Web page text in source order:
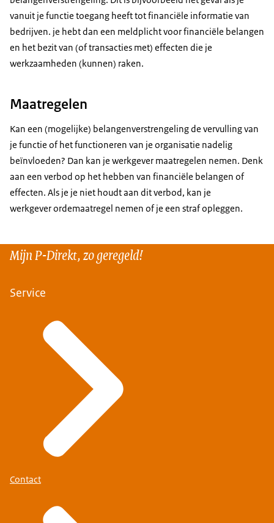
vanuit je functie toegang heeft tot financiële informatie van
bedrijven. je hebt dan een meldplicht voor financiële belangen
en het bezit van (of transacties met) effecten die je
werkzaamheden (kunnen) raken.
Maatregelen
Kan een (mogelijke) belangenverstrengeling de vervulling van
je functie of het functioneren van je organisatie nadelig
beïnvloeden? Dan kan je werkgever maatregelen nemen. Denk
aan een verbod op het hebben van financiële belangen of
effecten. Als je je niet houdt aan dit verbod, kan je
werkgever ordemaatregel nemen of je een straf opleggen.
Mijn P-Direkt, zo geregeld!
Service
Contact